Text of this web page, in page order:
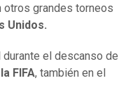
otros grandes torneos
Unidos.
el descanso de
FIFA, también en el